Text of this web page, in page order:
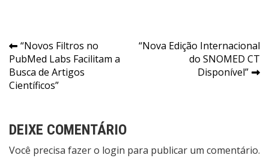
Navegação
de
Post
“Novos Filtros no
PubMed Labs Facilitam a
Busca de Artigos
Científicos”
“Nova Edição Internacional
do SNOMED CT
Disponível”
DEIXE COMENTÁRIO
Você precisa fazer o login para publicar um comentário.